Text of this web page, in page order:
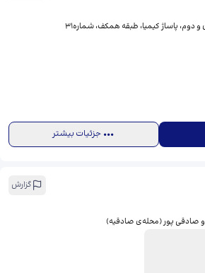
و دوم، پاساژ کیمیا، طبقه همکف، شماره31
جزئیات بیشتر
گزارش
و صادقی پور (محله‌ی صادقیه)